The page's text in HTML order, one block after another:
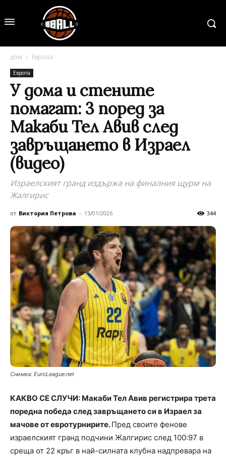
дом Европа
Европа
У дома и стените
помагат: 3 поред за
Макаби Тел Авив след
завръщането в Израел
(видео)
Израелският гранд издържа на финалния щурм на
Жалгирис
от Виктория Петрова - 15/01/2026 344
Снимка: EuroLeague.net
КАКВО СЕ СЛУЧИ: Макаби Тел Авив регистрира трета
поредна победа след завръщането си в Израел за
мачове от евротурнирите.Пред своите фенове
израелският гранд подчини Жалгирис след 100:97 в
среща от 22 кръг в най-силната клубна надпревара на